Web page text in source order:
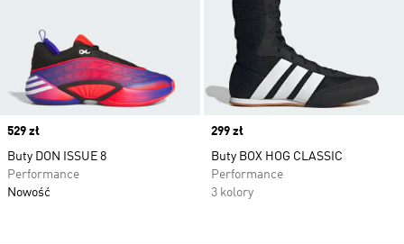
Price
529 zł
Buty DON ISSUE 8
Performance
Nowość
Price
299 zł
Buty BOX HOG CLASSIC
Performance
3 kolory